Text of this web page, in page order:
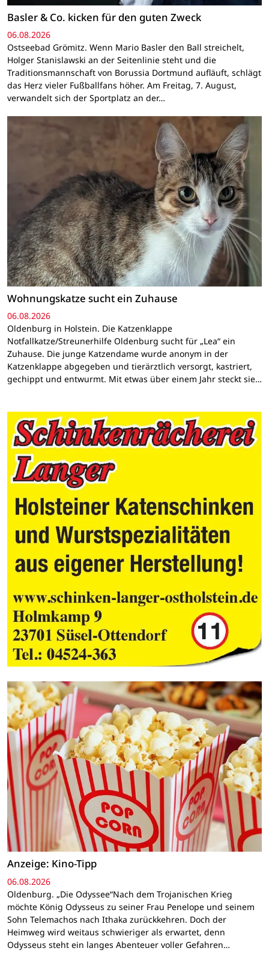
Basler & Co. kicken für den guten Zweck
06.08.2026
Ostseebad Grömitz. Wenn Mario Basler den Ball streichelt,
Holger Stanislawski an der Seitenlinie steht und die
Traditionsmannschaft von Borussia Dortmund aufläuft, schlägt
das Herz vieler Fußballfans höher. Am Freitag, 7. August,
verwandelt sich der Sportplatz an der…
Wohnungskatze sucht ein Zuhause
06.08.2026
Oldenburg in Holstein. Die Katzenklappe
Notfallkatze/Streunerhilfe Oldenburg sucht für „Lea“ ein
Zuhause. Die junge Katzendame wurde anonym in der
Katzenklappe abgegeben und tierärztlich versorgt, kastriert,
gechippt und entwurmt. Mit etwas über einem Jahr steckt sie…
Anzeige: Kino-Tipp
06.08.2026
Oldenburg. „Die Odyssee“Nach dem Trojanischen Krieg
möchte König Odysseus zu seiner Frau Penelope und seinem
Sohn Telemachos nach Ithaka zurückkehren. Doch der
Heimweg wird weitaus schwieriger als erwartet, denn
Odysseus steht ein langes Abenteuer voller Gefahren…